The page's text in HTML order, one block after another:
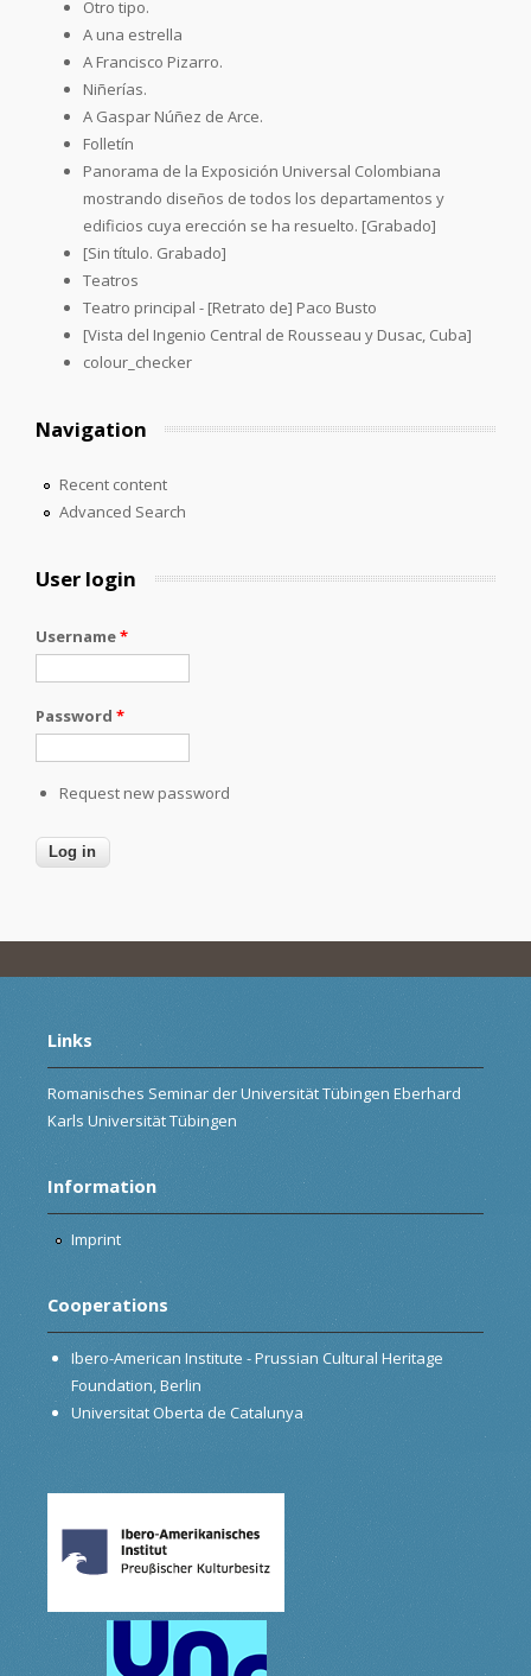
Otro tipo.
A una estrella
A Francisco Pizarro.
Niñerías.
A Gaspar Núñez de Arce.
Folletín
Panorama de la Exposición Universal Colombiana
mostrando diseños de todos los departamentos y
edificios cuya erección se ha resuelto. [Grabado]
[Sin título. Grabado]
Teatros
Teatro principal - [Retrato de] Paco Busto
[Vista del Ingenio Central de Rousseau y Dusac, Cuba]
colour_checker
Navigation
Recent content
Advanced Search
User login
Username*
Password *
Request new password
Links
Romanisches Seminar der Universität Tübingen Eberhard
Karls Universität Tübingen
Information
Imprint
Cooperations
Ibero-American Institute - Prussian Cultural Heritage
Foundation, Berlin
Universitat Oberta de Catalunya